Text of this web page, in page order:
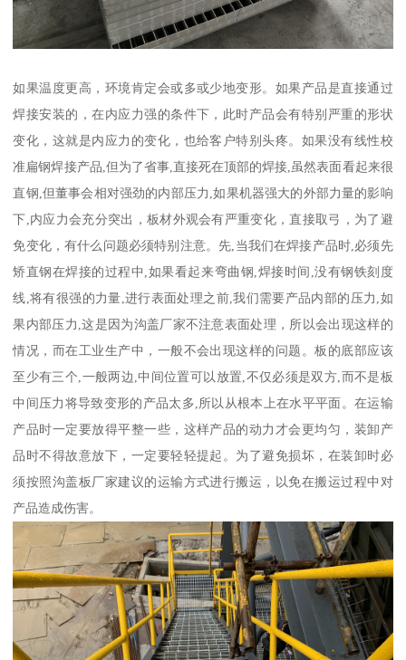
如果温度更高，环境肯定会或多或少地变形。如果产品是直接通过
焊接安装的，在内应力强的条件下，此时产品会有特别严重的形状
变化，这就是内应力的变化，也给客户特别头疼。如果没有线性校
准扁钢焊接产品,但为了省事,直接死在顶部的焊接,虽然表面看起来很
直钢,但董事会相对强劲的内部压力,如果机器强大的外部力量的影响
下,内应力会充分突出，板材外观会有严重变化，直接取弓，为了避
免变化，有什么问题必须特别注意。先,当我们在焊接产品时,必须先
矫直钢在焊接的过程中,如果看起来弯曲钢,焊接时间,没有钢铁刻度
线,将有很强的力量,进行表面处理之前,我们需要产品内部的压力,如
果内部压力,这是因为沟盖厂家不注意表面处理，所以会出现这样的
情况，而在工业生产中，一般不会出现这样的问题。板的底部应该
至少有三个,一般两边,中间位置可以放置,不仅必须是双方,而不是板
中间压力将导致变形的产品太多,所以从根本上在水平平面。在运输
产品时一定要放得平整一些，这样产品的动力才会更均匀，装卸产
品时不得故意放下，一定要轻轻提起。为了避免损坏，在装卸时必
须按照沟盖板厂家建议的运输方式进行搬运，以免在搬运过程中对
产品造成伤害。